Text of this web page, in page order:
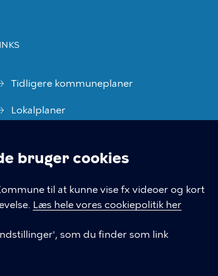
bruger cookies
til at kunne vise fx videoer og kort
Læs hele vores cookiepolitik her
som du finder som link
Tidligere kommuneplaner
Lokalplaner
Skriv til Center for Byudvikling
Cookiepolitik